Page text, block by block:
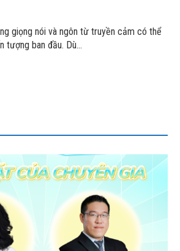
giọng nói và ngôn từ truyền cảm có thể
tượng ban đầu. Dù…